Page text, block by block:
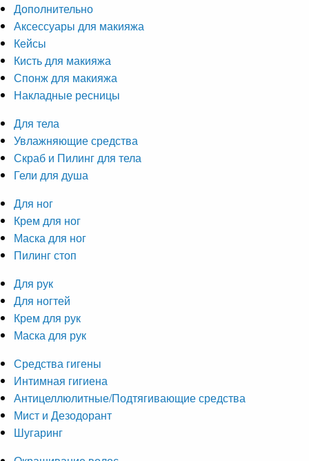
Дополнительно
Аксессуары для макияжа
Кейсы
Кисть для макияжа
Спонж для макияжа
Накладные ресницы
Для тела
Увлажняющие средства
Скраб и Пилинг для тела
Гели для душа
Для ног
Крем для ног
Маска для ног
Пилинг стоп
Для рук
Для ногтей
Крем для рук
Маска для рук
Средства гигены
Интимная гигиена
Антицеллюлитные/Подтягивающие средства
Мист и Дезодорант
Шугаринг